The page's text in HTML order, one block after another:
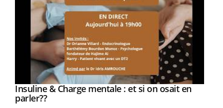
Youtube
Insuline & Charge mentale : et si on osait en
parler??Youtube